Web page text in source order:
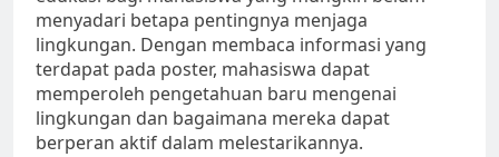
menyadari betapa pentingnya menjaga
lingkungan. Dengan membaca informasi yang
terdapat pada poster, mahasiswa dapat
memperoleh pengetahuan baru mengenai
lingkungan dan bagaimana mereka dapat
berperan aktif dalam melestarikannya.